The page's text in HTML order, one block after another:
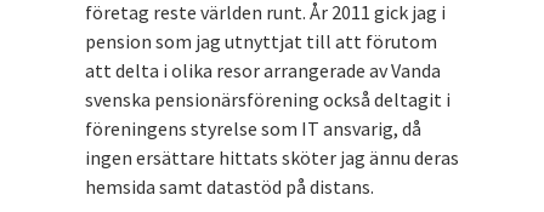
företag reste världen runt. År 2011 gick jag i
pension som jag utnyttjat till att förutom
att delta i olika resor arrangerade av Vanda
svenska pensionärsförening också deltagit i
föreningens styrelse som IT ansvarig, då
ingen ersättare hittats sköter jag ännu deras
hemsida samt datastöd på distans.